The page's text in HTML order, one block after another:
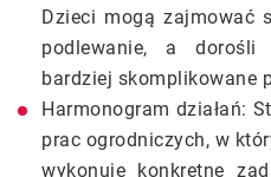
Dzieci mogą zajmować
podlewanie, a dorośli
bardziej skomplikowane
Harmonogram działań:
prac ogrodniczych, w
wykonuje konkretne